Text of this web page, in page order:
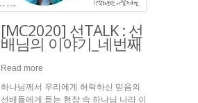
[MC2020] 선TALK : 선
배님의 이야기_네번째
Read more
하나님께서 우리에게 허락하신 믿음의
선배들에게 듣는 현장 속 하나님 나라 이